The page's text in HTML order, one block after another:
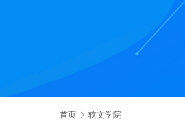
首页 软文学院